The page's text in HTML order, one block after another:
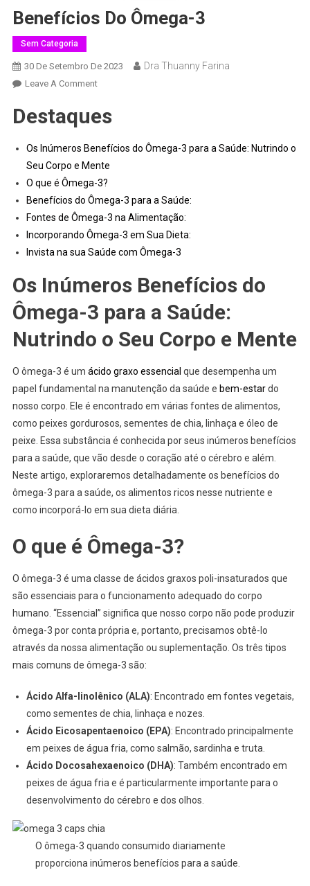
Benefícios Do Ômega-3
Sem Categoria
30 De Setembro De 2023 Dra Thuanny Farina
Leave A Comment
Destaques
Os Inúmeros Benefícios do Ômega-3 para a Saúde: Nutrindo o
Seu Corpo e Mente
O que é Ômega-3?
Benefícios do Ômega-3 para a Saúde:
Fontes de Ômega-3 na Alimentação:
Incorporando Ômega-3 em Sua Dieta:
Invista na sua Saúde com Ômega-3
Os Inúmeros Benefícios do
Ômega-3 para a Saúde:
Nutrindo o Seu Corpo e Mente
O ômega-3 é um ácido graxo essencial que desempenha um
papel fundamental na manutenção da saúde e bem-estardo
nosso corpo. Ele é encontrado em várias fontes de alimentos,
como peixes gordurosos, sementes de chia, linhaça e óleo de
peixe. Essa substância é conhecida por seus inúmeros benefícios
para a saúde, que vão desde o coração até o cérebro e além.
Neste artigo, exploraremos detalhadamente os benefícios do
ômega-3 para a saúde, os alimentos ricos nesse nutriente e
como incorporá-lo em sua dieta diária.
O que é Ômega-3?
O ômega-3 é uma classe de ácidos graxos poli-insaturados que
são essenciais para o funcionamento adequado do corpo
humano. “Essencial” significa que nosso corpo não pode produzir
ômega-3 por conta própria e, portanto, precisamos obtê-lo
através da nossa alimentação ou suplementação. Os três tipos
mais comuns de ômega-3 são:
Ácido Alfa-linolênico (ALA): Encontrado em fontes vegetais,
como sementes de chia, linhaça e nozes.
Ácido Eicosapentaenoico (EPA): Encontrado principalmente
em peixes de água fria, como salmão, sardinha e truta.
Ácido Docosahexaenoico (DHA): Também encontrado em
peixes de água fria e é particularmente importante para o
desenvolvimento do cérebro e dos olhos.
O ômega-3 quando consumido diariamente
proporciona inúmeros benefícios para a saúde.